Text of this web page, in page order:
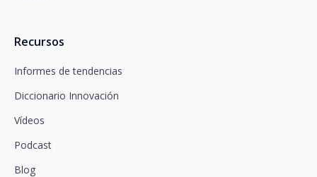
Recursos
Informes de tendencias
Diccionario Innovación
Vídeos
Podcast
Blog